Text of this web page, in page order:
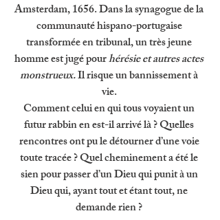
Amsterdam, 1656. Dans la synagogue de la
communauté hispano-portugaise
transformée en tribunal, un très jeune
homme est jugé pour hérésie et autres actes
monstrueux. Il risque un bannissement à
vie.
Comment celui en qui tous voyaient un
futur rabbin en est-il arrivé là ? Quelles
rencontres ont pu le détourner d’une voie
toute tracée ? Quel cheminement a été le
sien pour passer d’un Dieu qui punit à un
Dieu qui, ayant tout et étant tout, ne
demande rien ?